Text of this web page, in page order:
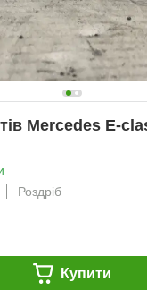
Mercedes E-
Роздріб
Купити